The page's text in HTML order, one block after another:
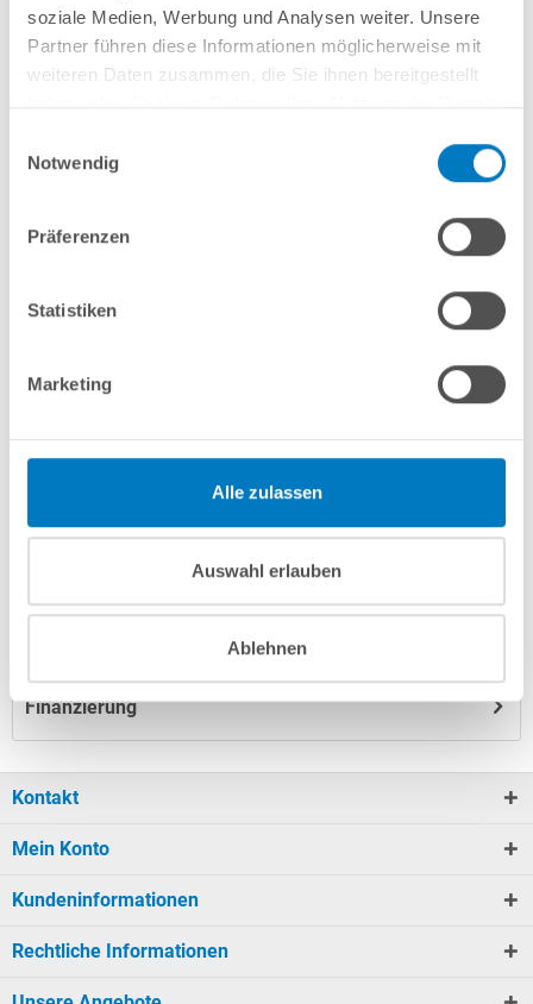
soziale Medien, Werbung und Analysen weiter. Unsere
Partner führen diese Informationen möglicherweise mit
weiteren Daten zusammen, die Sie ihnen bereitgestellt
Notwendig
Präferenzen
Statistiken
Marketing
Alle zulassen
Auswahl erlauben
Ablehnen
Merken
Fragen? Wir helfen Ihnen gerne weiter:
Produktbeschreibung
Finanzierung
Anleitungen/Datenblätter
Kontakt
Mein Konto
Kundeninformationen
Rechtliche Informationen